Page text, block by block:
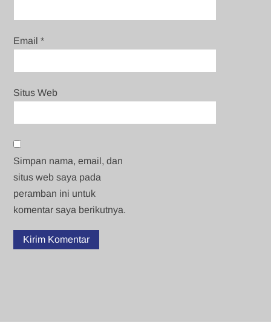
Email*
Situs Web
Simpan nama, email, dan
situs web saya pada
peramban ini untuk
komentar saya berikutnya.